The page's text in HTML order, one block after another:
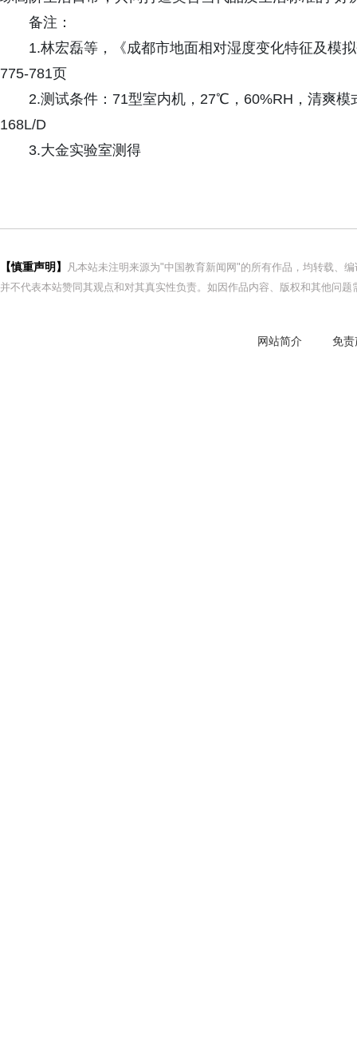
备注：
1.林宏磊等，《成都市地面相对湿度变化特征及模
775-781页
2.测试条件：71型室内机，27℃，60%RH，清爽
168L/D
3.大金实验室测得
【慎重声明】
凡本站未注明来源为"中国教育新闻网"的所有作品，均转载、
并不代表本站赞同其观点和对其真实性负责。如因作品内容、版权和其他问
网站简介 免责